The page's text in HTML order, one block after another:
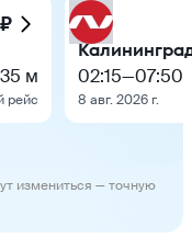
м
рейс
02:15—07:50
8 авг. 2026 г.
измениться — точную